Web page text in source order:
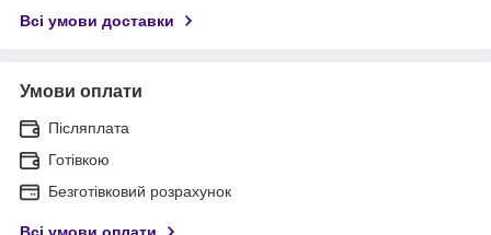
Всі умови доставки
Умови оплати
Післяплата
Готівкою
Безготівковий розрахунок
Всі умови оплати